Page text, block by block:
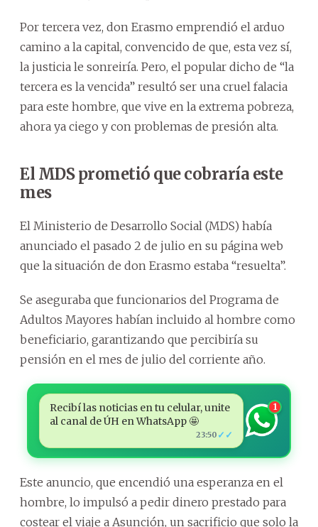
Por tercera vez, don Erasmo emprendió el arduo
camino a la capital, convencido de que, esta vez sí,
la justicia le sonreiría. Pero, el popular dicho de “la
tercera es la vencida” resultó ser una cruel falacia
para este hombre, que vive en la extrema pobreza,
ahora ya ciego y con problemas de presión alta.
El MDS prometió que cobraría este
mes
El Ministerio de Desarrollo Social (MDS) había
anunciado el pasado 2 de julio en su página web
que la situación de don Erasmo estaba “resuelta”.
Se aseguraba que funcionarios del Programa de
Adultos Mayores habían incluido al hombre como
beneficiario, garantizando que percibiría su
pensión en el mes de julio del corriente año.
Recibí las noticias en tu celular, unite
al canal de ÚH en WhatsApp 🤩
23:50 ✓✓
1
Este anuncio, que encendió una esperanza en el
hombre, lo impulsó a pedir dinero prestado para
costear el viaje a Asunción, un sacrificio que solo la